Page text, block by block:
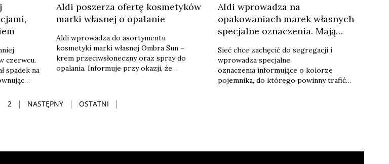
czerwcu.
spadek na
we
w sieci
proc. –
Aldi poszerza ofertę kosmetyków
marki własnej o opalanie
Aldi wprowadza do asortymentu
kosmetyki marki własnej Ombra Sun –
krem przeciwsłoneczny oraz spray do
opalania. Informuje przy okazji, że
w roku 2021 wzrosła o 30 proc.
Aldi wprowadza na
opakowaniach marek własnych
specjalne oznaczenia. Mają
Sieć chce zachęcić do segregacji i
wprowadza specjalne
oznaczenia informujące o kolorze
pojemnika, do którego powinny trafić
2 NASTĘPNY OSTATNI